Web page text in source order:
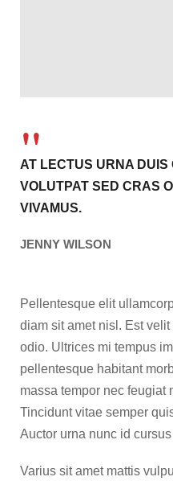
AT LECTUS URNA
VOLUTPAT SED CRAS
VIVAMUS.
JENNY WILSON
Pellentesque elit
diam sit amet nisl. Est
odio. Ultrices mi tempus
pellentesque habitant
massa tempor nec feugiat
Tincidunt vitae semper
Auctor urna nunc id
Varius sit amet mattis